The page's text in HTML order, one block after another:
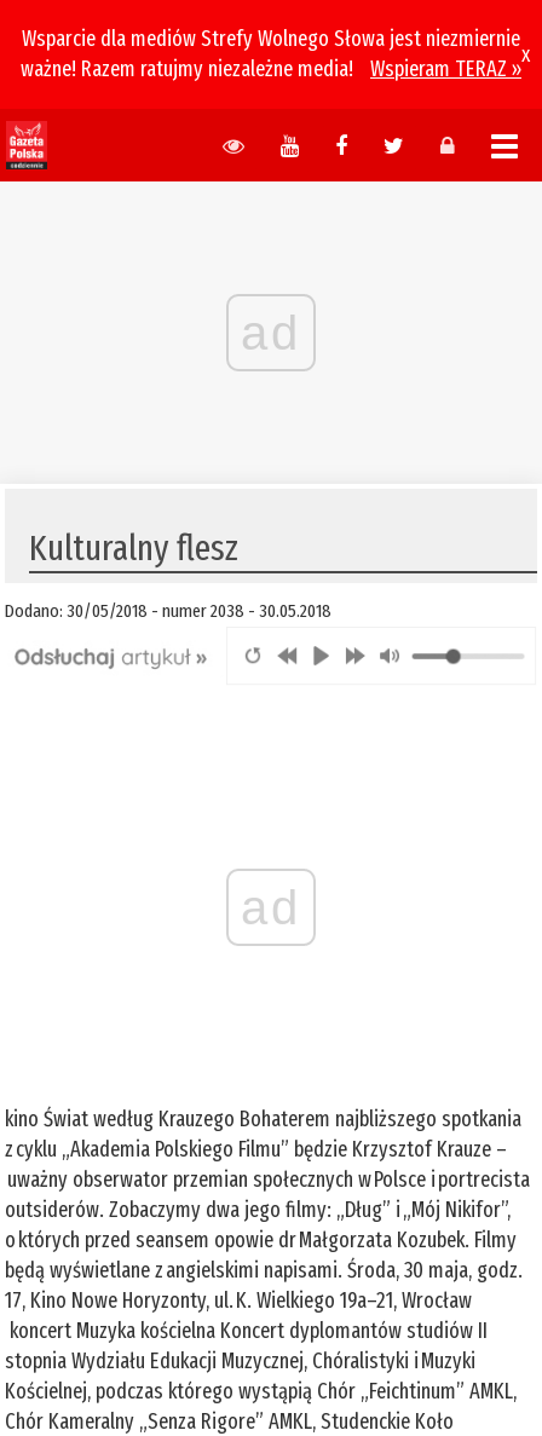
Wsparcie dla mediów Strefy Wolnego Słowa jest niezmiernie
ważne! Razem ratujmy niezależne media!
Wspieram TERAZ »
x
ad
Kulturalny flesz
Dodano: 30/05/2018 - numer 2038 - 30.05.2018
ad
kino Świat według Krauzego Bohaterem najbliższego spotkania
z cyklu „Akademia Polskiego Filmu” będzie Krzysztof Krauze –
uważny obserwator przemian społecznych w Polsce i portrecista
outsiderów. Zobaczymy dwa jego filmy: „Dług” i „Mój Nikifor”,
o których przed seansem opowie dr Małgorzata Kozubek. Filmy
będą wyświetlane z angielskimi napisami. Środa, 30 maja, godz.
17, Kino Nowe Horyzonty, ul. K. Wielkiego 19a–21, Wrocław
koncert Muzyka kościelna Koncert dyplomantów studiów II
stopnia Wydziału Edukacji Muzycznej, Chóralistyki i Muzyki
Kościelnej, podczas którego wystąpią Chór „Feichtinum” AMKL,
Chór Kameralny „Senza Rigore” AMKL, Studenckie Koło